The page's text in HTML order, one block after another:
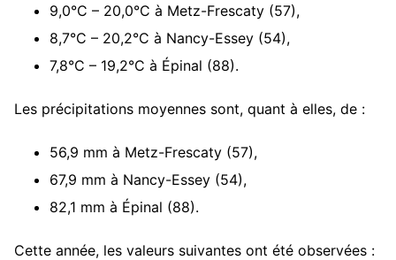
9,0°C – 20,0°C à Metz-Frescaty (57),
8,7°C – 20,2°C à Nancy-Essey (54),
7,8°C – 19,2°C à Épinal (88).
Les précipitations moyennes sont, quant à elles, de :
56,9 mm à Metz-Frescaty (57),
67,9 mm à Nancy-Essey (54),
82,1 mm à Épinal (88).
Cette année, les valeurs suivantes ont été observées :